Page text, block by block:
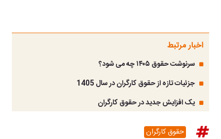
اخبار مرتبط
سرنوشت حقوق ۱۴۰۵ چه می شود؟
جزئیات تازه از حقوق کارگران در سال 1405
یک افزایش جدید در حقوق کارگران
حقوق کارگران